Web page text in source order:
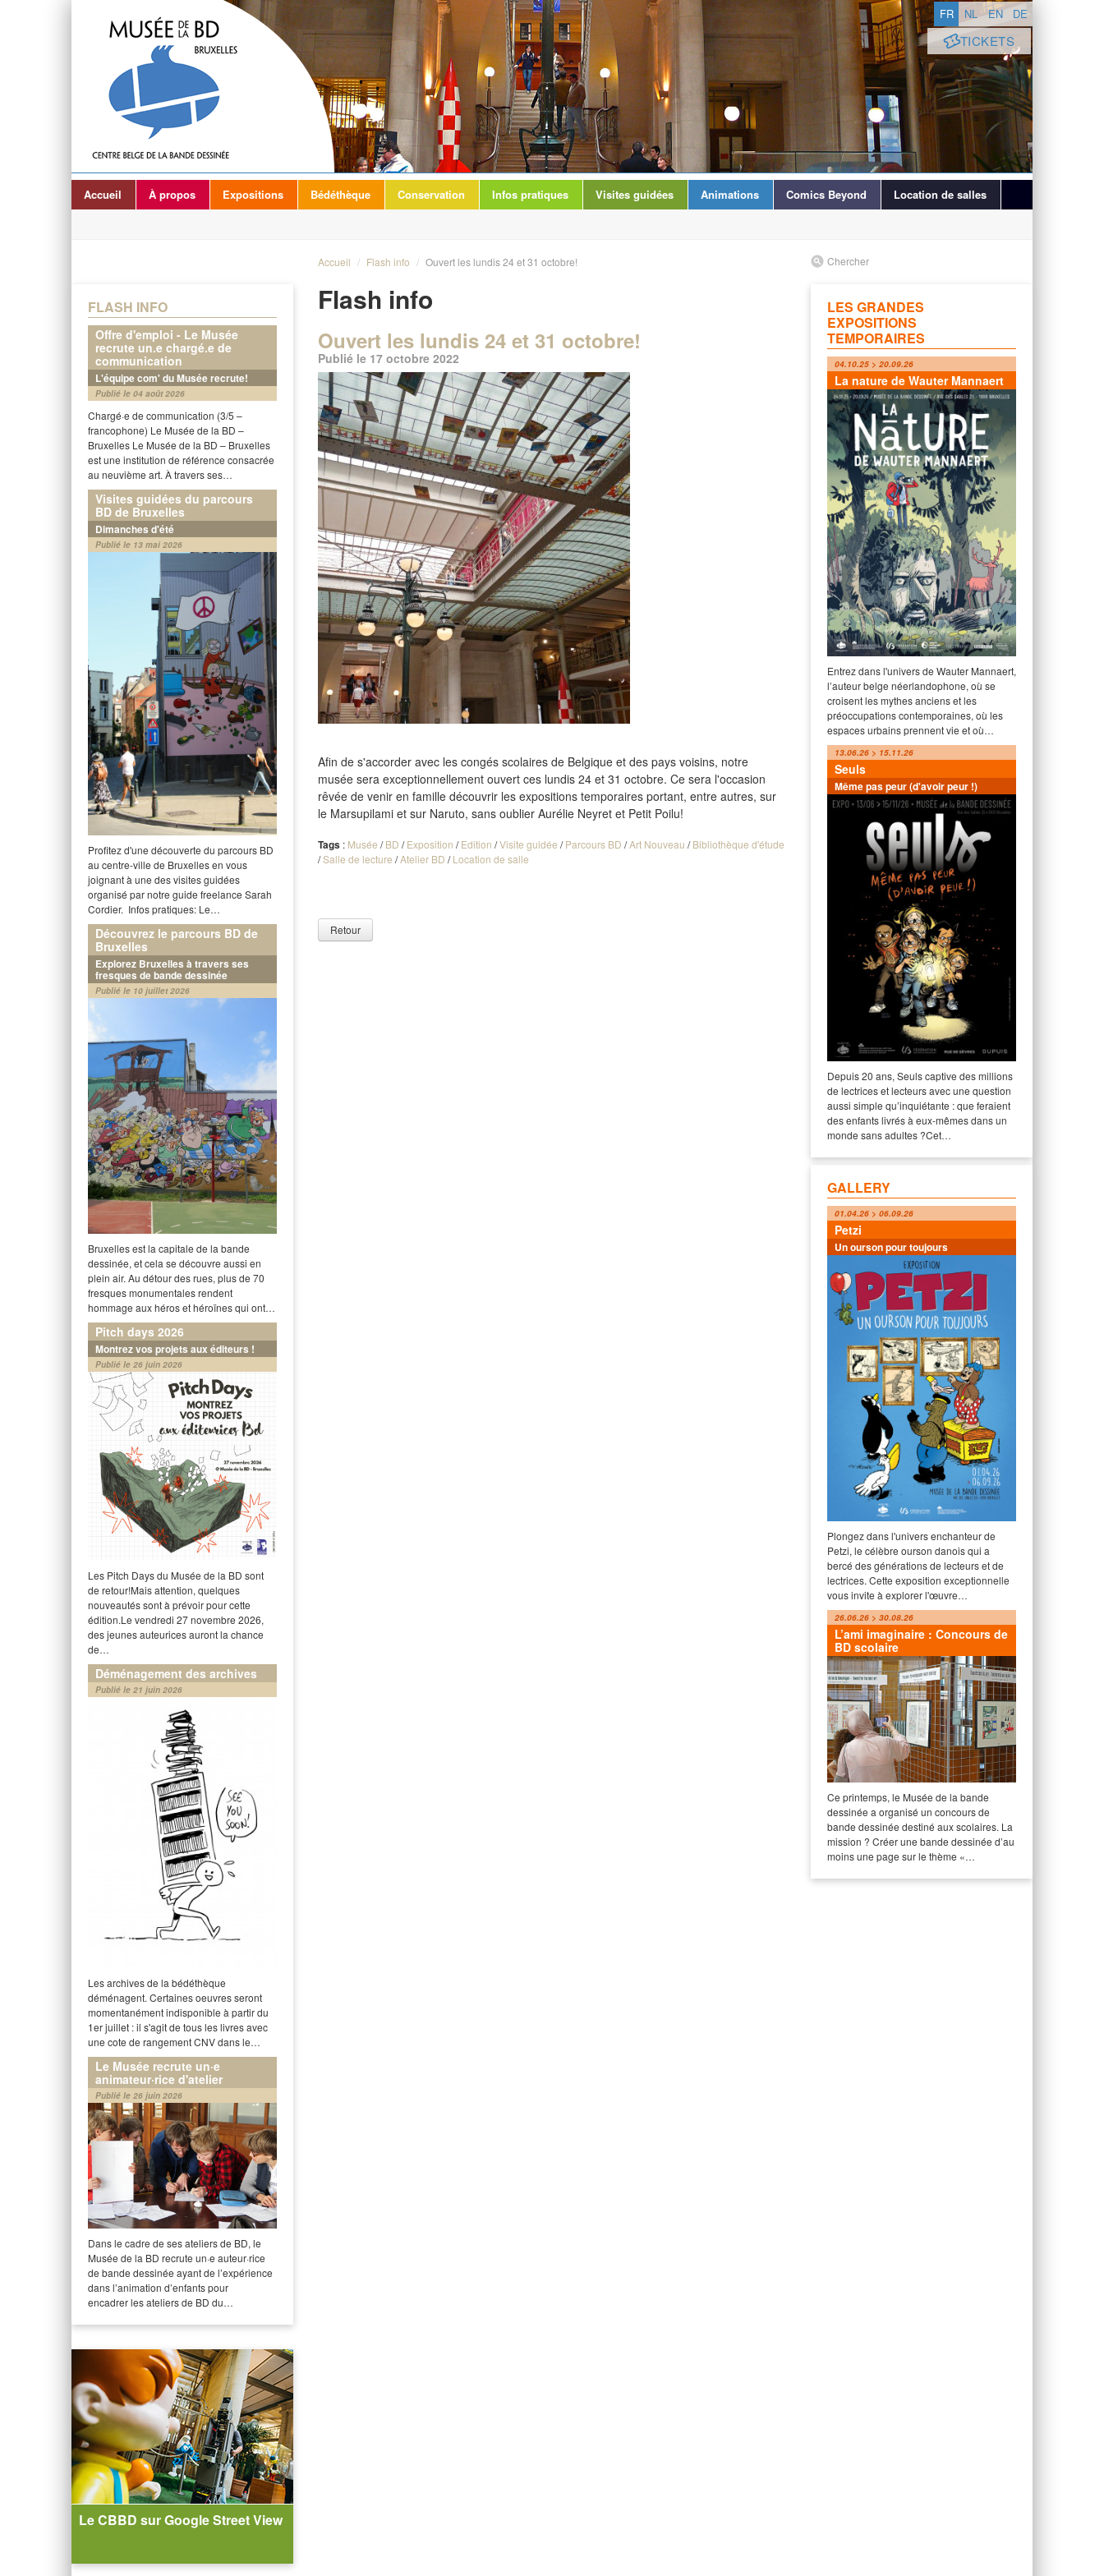
TICKETS
FR NL EN DE
Accueil À propos Expositions Bédéthèque Conservation Infos pratiques Visites guidées Animations Comics Beyond Location de salles
FLASH INFO
Offre d'emploi - Le Musée
recrute un.e chargé.e de
communication
L'équipe com' du Musée recrute!
Publié le 04 août 2026
Chargé·e de communication (3/5 –
francophone) Le Musée de la BD –
Bruxelles Le Musée de la BD – Bruxelles
est une institution de référence consacrée
au neuvième art. À travers ses…
Visites guidées du parcours
BD de Bruxelles
Dimanches d'été
Publié le 13 mai 2026
Profitez d'une découverte du parcours BD
au centre-ville de Bruxelles en vous
joignant à une des visites guidées
organisé par notre guide freelance Sarah
Cordier. Infos pratiques: Le…
Découvrez le parcours BD de
Bruxelles
Explorez Bruxelles à travers ses
fresques de bande dessinée
Publié le 10 juillet 2026
Bruxelles est la capitale de la bande
dessinée, et cela se découvre aussi en
plein air. Au détour des rues, plus de 70
fresques monumentales rendent
hommage aux héros et héroïnes qui ont…
Pitch days 2026
Montrez vos projets aux éditeurs !
Publié le 26 juin 2026
Les Pitch Days du Musée de la BD sont
de retour!Mais attention, quelques
nouveautés sont à prévoir pour cette
édition.Le vendredi 27 novembre 2026,
des jeunes auteurices auront la chance
de…
Déménagement des archives
Publié le 21 juin 2026
Les archives de la bédéthèque
déménagent. Certaines oeuvres seront
momentanément indisponible à partir du
1er juillet : il s'agit de tous les livres avec
une cote de rangement CNV dans le…
Le Musée recrute un·e
animateur·rice d'atelier
Publié le 26 juin 2026
Dans le cadre de ses ateliers de BD, le
Musée de la BD recrute un·e auteur·rice
de bande dessinée ayant de l’expérience
dans l’animation d’enfants pour
encadrer les ateliers de BD du…
Le CBBD sur Google Street View
Accueil / Flash info / Ouvert les lundis 24 et 31 octobre!
Flash info
Ouvert les lundis 24 et 31 octobre!
Publié le 17 octobre 2022
Afin de s'accorder avec les congés scolaires de Belgique et des pays voisins, notre
musée sera exceptionnellement ouvert ces lundis 24 et 31 octobre. Ce sera l'occasion
rêvée de venir en famille découvrir les expositions temporaires portant, entre autres, sur
le Marsupilami et sur Naruto, sans oublier Aurélie Neyret et Petit Poilu!
Tags : Musée /BD /Exposition /Edition /Visite guidée /Parcours BD /Art Nouveau /Bibliothèque d'étude
/Salle de lecture /Atelier BD /Location de salle
Retour
Chercher
LES GRANDES
EXPOSITIONS
TEMPORAIRES
04.10.25 > 20.09.26
La nature de Wauter Mannaert
Entrez dans l'univers de Wauter Mannaert,
l’auteur belge néerlandophone, où se
croisent les mythes anciens et les
préoccupations contemporaines, où les
espaces urbains prennent vie et où…
13.06.26 > 15.11.26
Seuls
Même pas peur (d'avoir peur !)
Depuis 20 ans, Seuls captive des millions
de lectrices et lecteurs avec une question
aussi simple qu’inquiétante : que feraient
des enfants livrés à eux-mêmes dans un
monde sans adultes ?Cet…
GALLERY
01.04.26 > 06.09.26
Petzi
Un ourson pour toujours
Plongez dans l'univers enchanteur de
Petzi, le célèbre ourson danois qui a
bercé des générations de lecteurs et de
lectrices. Cette exposition exceptionnelle
vous invite à explorer l'œuvre…
26.06.26 > 30.08.26
L’ami imaginaire : Concours de
BD scolaire
Ce printemps, le Musée de la bande
dessinée a organisé un concours de
bande dessinée destiné aux scolaires. La
mission ? Créer une bande dessinée d’au
moins une page sur le thème «…